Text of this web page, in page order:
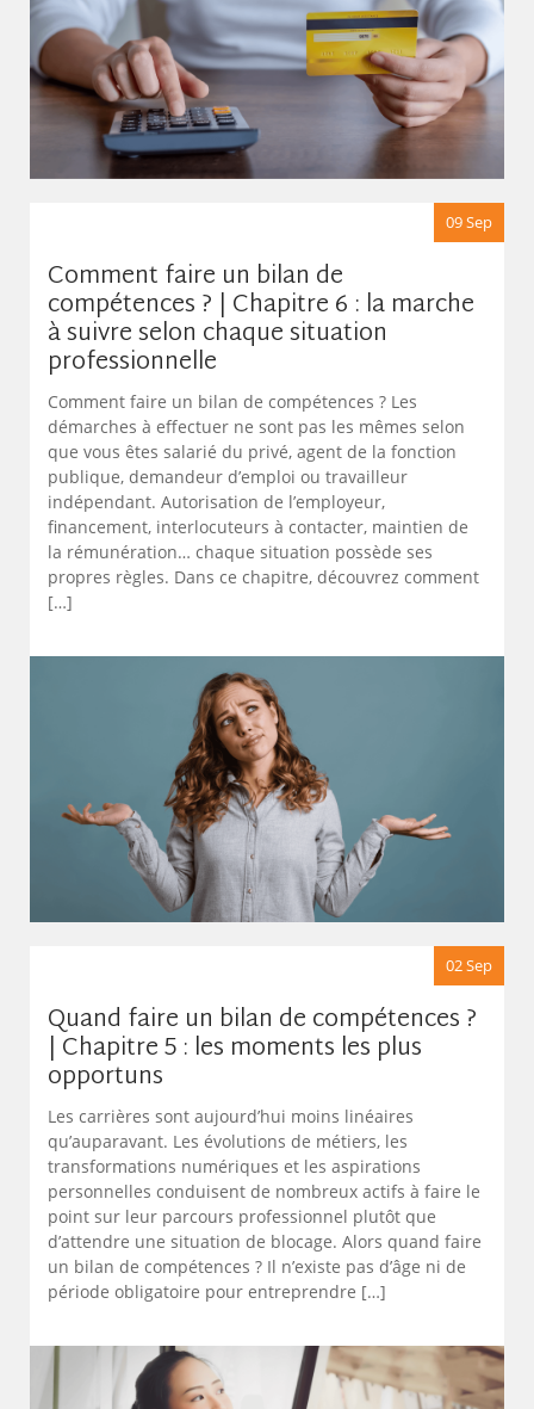
09 Sep
Comment faire un bilan de
compétences ? | Chapitre 6 : la marche
à suivre selon chaque situation
professionnelle
Comment faire un bilan de compétences ? Les
démarches à effectuer ne sont pas les mêmes selon
que vous êtes salarié du privé, agent de la fonction
publique, demandeur d’emploi ou travailleur
indépendant. Autorisation de l’employeur,
financement, interlocuteurs à contacter, maintien de
la rémunération… chaque situation possède ses
propres règles. Dans ce chapitre, découvrez comment
[…]
02 Sep
Quand faire un bilan de compétences ?
| Chapitre 5 : les moments les plus
opportuns
Les carrières sont aujourd’hui moins linéaires
qu’auparavant. Les évolutions de métiers, les
transformations numériques et les aspirations
personnelles conduisent de nombreux actifs à faire le
point sur leur parcours professionnel plutôt que
d’attendre une situation de blocage. Alors quand faire
un bilan de compétences ? Il n’existe pas d’âge ni de
période obligatoire pour entreprendre […]